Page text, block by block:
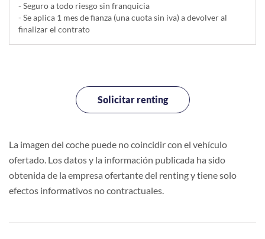
- Seguro a todo riesgo sin franquicia
- Se aplica 1 mes de fianza (una cuota sin iva) a devolver al
finalizar el contrato
Solicitar renting
La imagen del coche puede no coincidir con el vehículo
ofertado. Los datos y la información publicada ha sido
obtenida de la empresa ofertante del renting y tiene solo
efectos informativos no contractuales.